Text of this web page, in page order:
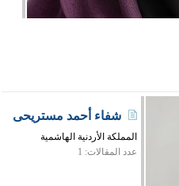
شفاء أحمد مستريحى
المملكة الأردنية الهاشمية
عدد المقالات: 1